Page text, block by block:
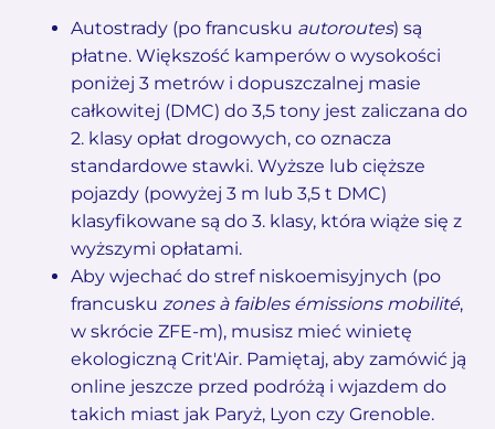
Autostrady (po francusku autoroutes) są
płatne. Większość kamperów o wysokości
poniżej 3 metrów i dopuszczalnej masie
całkowitej (DMC) do 3,5 tony jest zaliczana do
2. klasy opłat drogowych, co oznacza
standardowe stawki. Wyższe lub cięższe
pojazdy (powyżej 3 m lub 3,5 t DMC)
klasyfikowane są do 3. klasy, która wiąże się z
wyższymi opłatami.
Aby wjechać do stref niskoemisyjnych (po
francusku zones à faibles émissions mobilité,
w skrócie ZFE-m), musisz mieć winietę
ekologiczną Crit'Air. Pamiętaj, aby zamówić ją
online jeszcze przed podróżą i wjazdem do
takich miast jak Paryż, Lyon czy Grenoble.